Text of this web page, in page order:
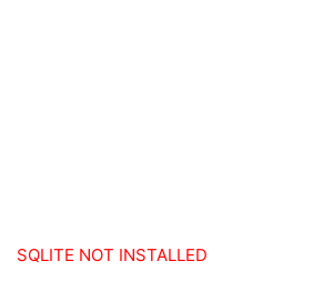
SQLITE NOT INSTALLED